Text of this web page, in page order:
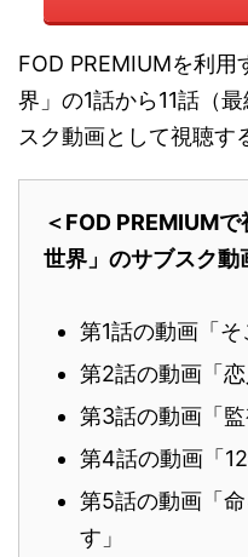
FOD PREMIUMを利用
界」の1話から11話（
スク動画として視聴す
＜FOD PREMIUM
世界」のサブスク動
第1話の動画「そ
第2話の動画「恋
第3話の動画「監
第4話の動画「
第5話の動画「
す」